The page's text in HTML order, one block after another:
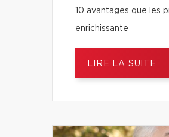
10 avantages que les
enrichissante
LIRE LA SUITE